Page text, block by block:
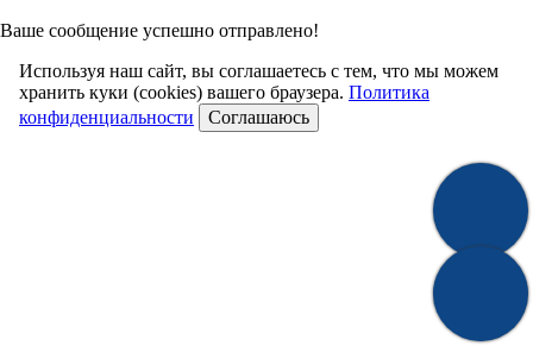
Ваше сообщение успешно отправлено!
Используя наш сайт, вы соглашаетесь с тем, что мы можем
хранить куки (cookies) вашего браузера. Политика
конфиденциальности
Соглашаюсь